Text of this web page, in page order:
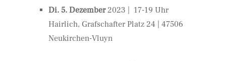
Di. 5. Dezember2023 | 17-19 Uhr
Hairlich, Grafschafter Platz 24 | 47506
Neukirchen-Vluyn